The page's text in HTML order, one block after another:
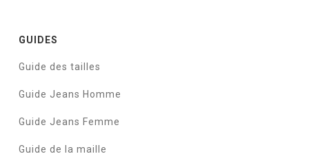
GUIDES
Guide des tailles
Guide Jeans Homme
Guide Jeans Femme
Guide de la maille